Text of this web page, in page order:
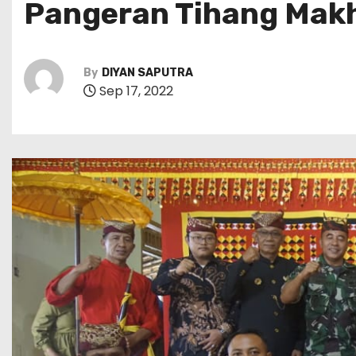
Pangeran Tihang
By DIYAN SAPUTRA
Sep 17, 2022